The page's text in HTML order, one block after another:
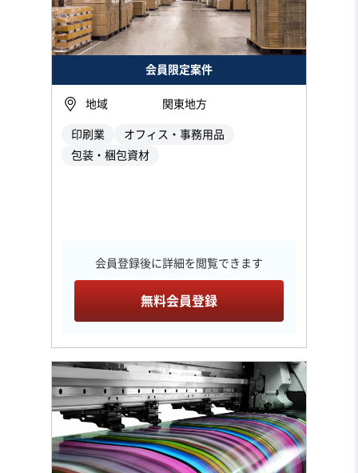
会員限定案件
地域 関東地方
印刷業
オフィス・事務用品
包装・梱包資材
会員登録後に詳細を閲覧できます
無料会員登録